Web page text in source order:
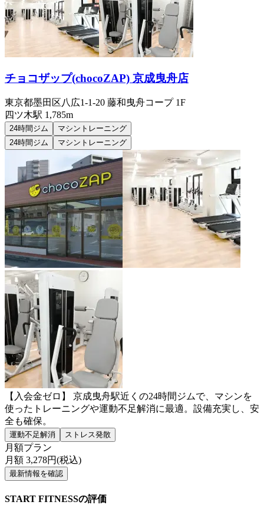
チョコザップ(chocoZAP) 京成曳舟店
東京都墨田区八広1-1-20 藤和曳舟コープ 1F
四ツ木駅 1,785m
24時間ジム
マシントレーニング
24時間ジム
マシントレーニング
【入会金ゼロ】 京成曳舟駅近くの24時間ジムで、マシンを
使ったトレーニングや運動不足解消に最適。設備充実し、安
全も確保。
運動不足解消 ストレス発散
月額プラン
月額 3,278円(税込)
最新情報を確認
START FITNESSの評価